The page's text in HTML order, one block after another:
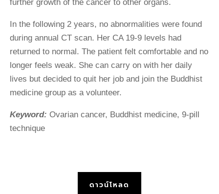
further growth of the cancer to other organs.
In the following 2 years, no abnormalities were found
during annual CT scan. Her CA 19-9 levels had
returned to normal. The patient felt comfortable and no
longer feels weak. She can carry on with her daily
lives but decided to quit her job and join the Buddhist
medicine group as a volunteer.
Keyword: Ovarian cancer, Buddhist medicine, 9-pill
technique
ดาวน์โหลด